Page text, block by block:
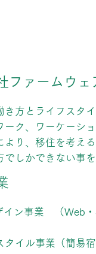
ファームウェ
き方とライフスタ
ーク、ワーケーシ
より、移住を考え
でしかできない事
ン事業 （Web・
イル事業（簡易